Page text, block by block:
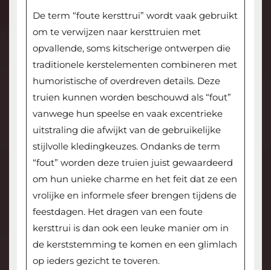
De term “foute kersttrui” wordt vaak gebruikt
om te verwijzen naar kersttruien met
opvallende, soms kitscherige ontwerpen die
traditionele kerstelementen combineren met
humoristische of overdreven details. Deze
truien kunnen worden beschouwd als “fout”
vanwege hun speelse en vaak excentrieke
uitstraling die afwijkt van de gebruikelijke
stijlvolle kledingkeuzes. Ondanks de term
“fout” worden deze truien juist gewaardeerd
om hun unieke charme en het feit dat ze een
vrolijke en informele sfeer brengen tijdens de
feestdagen. Het dragen van een foute
kersttrui is dan ook een leuke manier om in
de kerststemming te komen en een glimlach
op ieders gezicht te toveren.